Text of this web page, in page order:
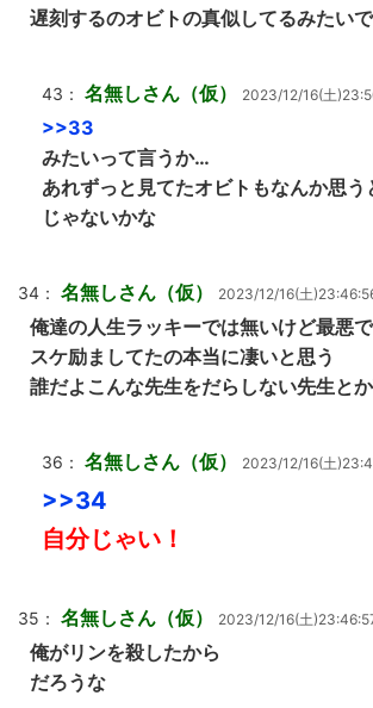
遅刻するのオビトの真似してるみたい
43： 名無しさん（仮） 2023/12/16(土
>>33
みたいって言うか…
あれずっと見てたオビトもなんか思
じゃないかな
34： 名無しさん（仮） 2023/12/16(土
俺達の人生ラッキーでは無いけど最悪
スケ励ましてたの本当に凄いと思う
誰だよこんな先生をだらしない先生と
36： 名無しさん（仮） 2023/12/16(土
>>34
自分じゃい！
35： 名無しさん（仮） 2023/12/16(土
俺がリンを殺したから
だろうな